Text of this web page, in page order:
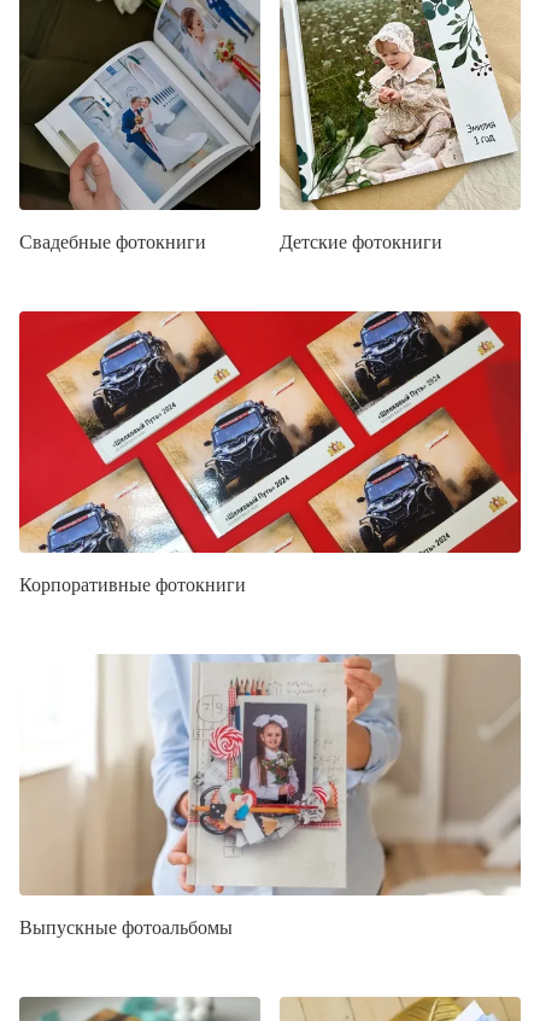
Свадебные фотокниги Детские фотокниги
Корпоративные фотокниги
Выпускные фотоальбомы